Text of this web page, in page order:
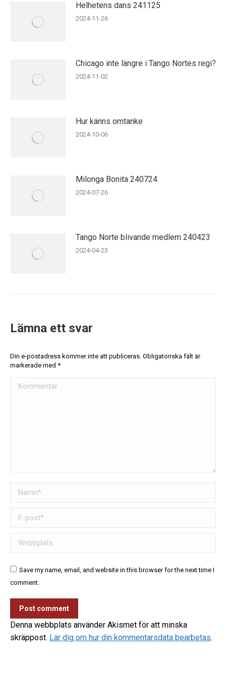
Helhetens dans 241125
2024-11-26
Chicago inte längre i Tango Nortes regi?
2024-11-02
Hur känns omtanke
2024-10-06
Milonga Bonita 240724
2024-07-26
Tango Norte blivande medlem 240423
2024-04-23
Lämna ett svar
Din e-postadress kommer inte att publiceras. Obligatoriska fält är
markerade med *
Kommentar
Namn *
E-post *
Webbplats
Save my name, email, and website in this browser for the next time I
comment.
Post comment
Denna webbplats använder Akismet för att minska
skräppost. Lär dig om hur din kommentarsdata bearbetas.